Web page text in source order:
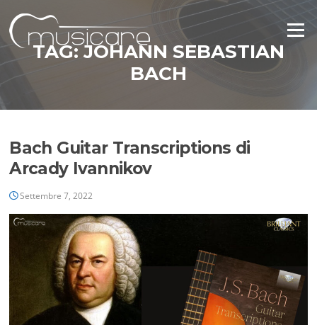
contenuto
Menu
TAG:JOHANN SEBASTIAN
BACH
Bach Guitar Transcriptions di
Arcady Ivannikov
Settembre 7, 2022